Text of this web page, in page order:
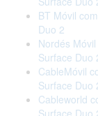
BT Móvil
Duo 2
Nordés
Surface Duo
CableMóvil
Surface Duo
Cableworld
Surface Duo